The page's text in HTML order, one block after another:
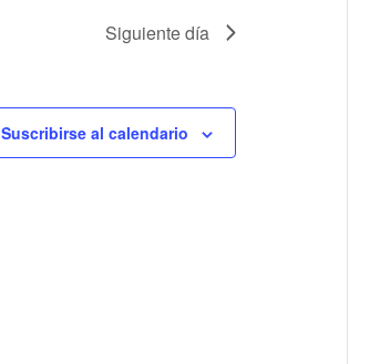
Siguiente día
Suscribirse al calendario